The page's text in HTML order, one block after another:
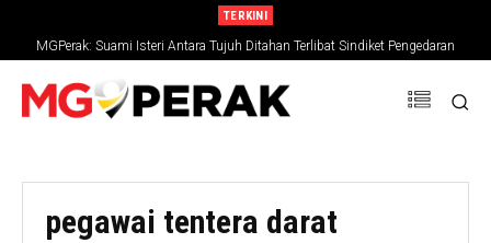
TERKINI
MGPerak: Suami Isteri Antara Tujuh Ditahan Terlibat Sindiket Pengedaran
Dadah, Rampasan RM794,827
pegawai tentera darat